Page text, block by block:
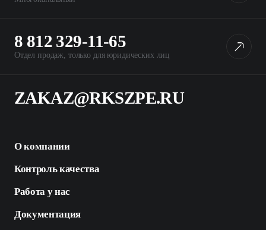
8 812 329-11-65
Отдел продаж, только для юридических лиц
ZAKAZ@RKSZPE.RU
О компании
Контроль качества
Работа у нас
Документация